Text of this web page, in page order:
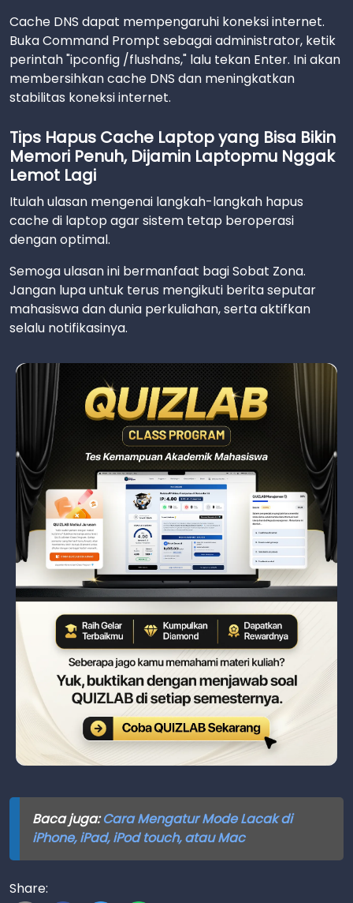
Cache DNS dapat mempengaruhi koneksi internet.
Buka Command Prompt sebagai administrator, ketik
perintah "ipconfig /flushdns," lalu tekan Enter. Ini akan
membersihkan cache DNS dan meningkatkan
stabilitas koneksi internet.
Tips Hapus Cache Laptop yang Bisa Bikin
Memori Penuh, Dijamin Laptopmu Nggak
Lemot Lagi
Itulah ulasan mengenai langkah-langkah hapus
cache di laptop agar sistem tetap beroperasi
dengan optimal.
Semoga ulasan ini bermanfaat bagi Sobat Zona.
Jangan lupa untuk terus mengikuti berita seputar
mahasiswa dan dunia perkuliahan, serta aktifkan
selalu notifikasinya.
Baca juga:Cara Mengatur Mode Lacak di
iPhone, iPad, iPod touch, atau Mac
Share: